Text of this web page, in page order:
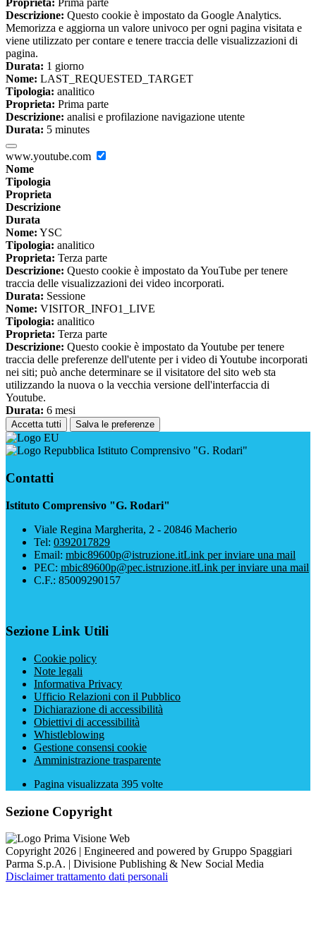
Proprieta: Prima parte
Descrizione: Questo cookie è impostato da Google Analytics.
Memorizza e aggiorna un valore univoco per ogni pagina visitata e
viene utilizzato per contare e tenere traccia delle visualizzazioni di
pagina.
Durata: 1 giorno
Nome: LAST_REQUESTED_TARGET
Tipologia: analitico
Proprieta: Prima parte
Descrizione: analisi e profilazione navigazione utente
Durata: 5 minutes
www.youtube.com
Nome
Tipologia
Proprieta
Descrizione
Durata
Nome: YSC
Tipologia: analitico
Proprieta: Terza parte
Descrizione: Questo cookie è impostato da YouTube per tenere
traccia delle visualizzazioni dei video incorporati.
Durata: Sessione
Nome: VISITOR_INFO1_LIVE
Tipologia: analitico
Proprieta: Terza parte
Descrizione: Questo cookie è impostato da Youtube per tenere
traccia delle preferenze dell'utente per i video di Youtube incorporati
nei siti; può anche determinare se il visitatore del sito web sta
utilizzando la nuova o la vecchia versione dell'interfaccia di
Youtube.
Durata: 6 mesi
Accetta tutti Salva le preferenze
Istituto Comprensivo "G. Rodari"
Contatti
Istituto Comprensivo "G. Rodari"
Viale Regina Margherita, 2 - 20846 Macherio
Tel: 0392017829
Email: mbic89600p@istruzione.itLink per inviare una mail
PEC: mbic89600p@pec.istruzione.itLink per inviare una mail
C.F.: 85009290157
Sezione Link Utili
Cookie policy
Note legali
Informativa Privacy
Ufficio Relazioni con il Pubblico
Dichiarazione di accessibilità
Obiettivi di accessibilità
Whistleblowing
Gestione consensi cookie
Amministrazione trasparente
Pagina visualizzata 395 volte
Sezione Copyright
Copyright 2026 | Engineered and powered by Gruppo Spaggiari
Parma S.p.A. | Divisione Publishing & New Social Media
Disclaimer trattamento dati personali